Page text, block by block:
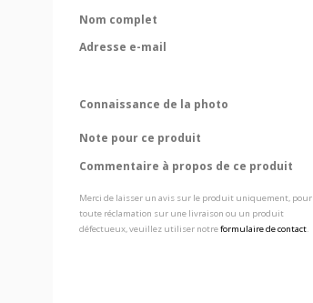
Nom complet
Adresse e-mail
Connaissance de la photo
Note pour ce produit
Commentaire à propos de ce produit
Merci de laisser un avis sur le produit uniquement, pour
toute réclamation sur une livraison ou un produit
défectueux, veuillez utiliser notreformulaire de contact.